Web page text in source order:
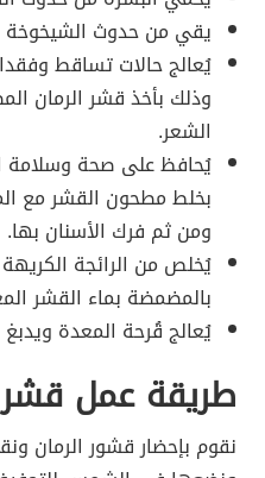
يقي من حدوث الشيخوخة
يُعالج حالات تساقط
وذلك بأخذ قشر الرمان
الشعر.
يُحافظ على صحة وسلامة
بخلط مطحون القشر مع
ومن ثم فرك الأسنان بها.
يُخلص من الرائجة
بالمضمضة بماء القشر
يُعالج قُرحة المعدة
طريقة عمل قشر
نقوم بإحضار قشور